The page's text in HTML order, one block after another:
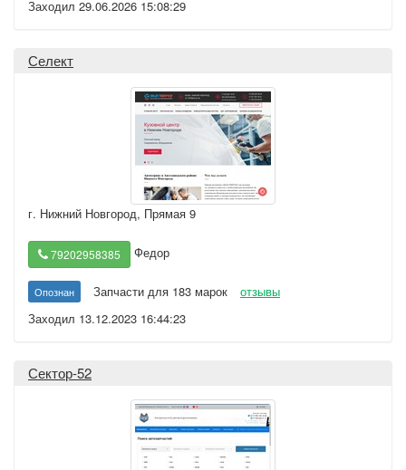
Заходил 29.06.2026 15:08:29
Селект
г. Нижний Новгород, Прямая 9
79202958385 Федор
Опознан Запчасти для 183 марок
отзывы
Заходил 13.12.2023 16:44:23
Сектор-52